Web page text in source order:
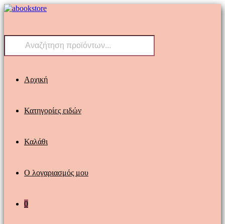
Skip
Products
Αρχική
Κατηγορίες ειδών
Καλάθι
Ο λογαριασμός μου
0